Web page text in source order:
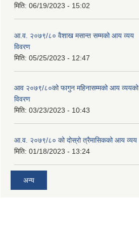
मिति: 06/19/2023 - 15:02
आ.व. २०७९/८० वैशाख मसान्त सम्मको आय व्यय
विवरण
मिति: 05/25/2023 - 12:47
आव २०७९/८०को फागुन महिनासम्मको आय व्ययको
विवरण
मिति: 03/23/2023 - 10:43
आ.व. २०७९/८० को दोस्रो त्रैमासिकको आय व्यय
मिति: 01/18/2023 - 13:24
अन्य